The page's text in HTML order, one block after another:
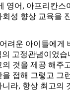
영어, 아프리칸스
회성 향상 교육을
려운 아이들에게
고정관념이었습
것을 제공 해주
접해 그렇고 그
라, 항상 최고의